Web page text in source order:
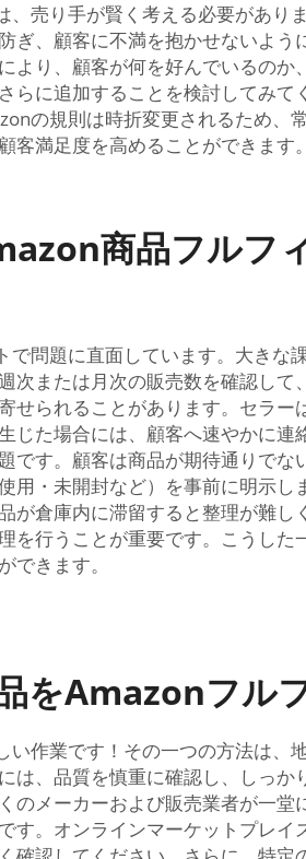
売り手が賢く考える必要があ
ぎ、顧客に不満を抱かせないよ
より、顧客が何を好んでいるの
らに追加することを検討してみ
の規則は時折変更されるため
満足度を高めることができます
商品フルフ
問題に直面しています。大き
次または月次の販売数を確認し
せられることがあります。セラ
じた場合には、顧客へ速やかに
です。顧客は商品が期待通りで
用・未開封など）を事前に明示
が倉庫内に滞留すると整理が難
を行うことが重要です。こうし
できます。
をAmazonフル
作業です！その一つの方法は、
は、品質を慎重に確認し、しっ
のメーカーおよび販売業者が一
す。オンラインマーケットプレ